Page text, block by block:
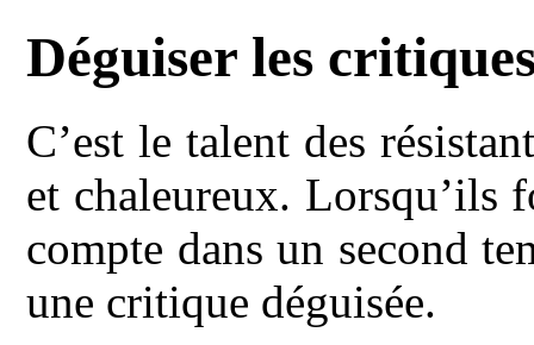
Déguiser les
C’est le talent des
et chaleureux. Lorsqu’ils
compte dans un second
une critique déguisée.